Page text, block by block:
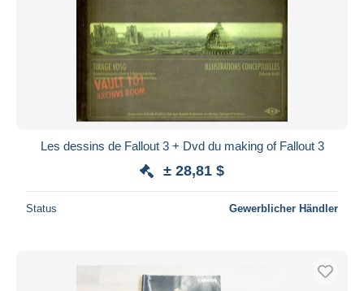
Les dessins de Fallout 3 + Dvd du making of Fallout 3
± 28,81 $
Status Gewerblicher Händler